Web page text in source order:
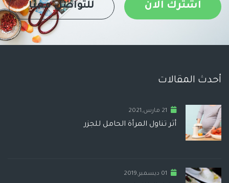
اشترك الان للتواصل معنا
أحدث المقالات
21 مارس,2021
أثر تناول المرأة الحامل للجزر
01 ديسمبر,2019